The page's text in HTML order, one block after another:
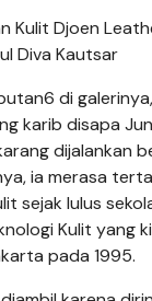
Kulit Djoen
Diva Kautsar
di
karib disapa
dijalankan
ia merasa
sejak lulus
Kulit yang
pada 1995.